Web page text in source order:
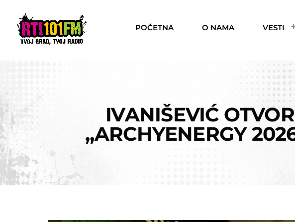
POČETNA O NAMA VESTI
IVANIŠEVIĆ
„ARCHYENERGY